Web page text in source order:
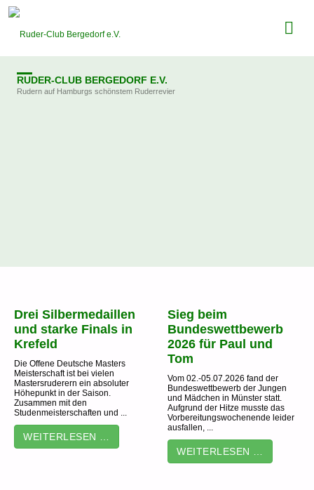
RUDER-CLUB BERGEDORF E.V.
Rudern auf Hamburgs schönstem Ruderrevier
Drei Silbermedaillen
und starke Finals in
Krefeld
Die Offene Deutsche Masters
Meisterschaft ist bei vielen
Mastersruderern ein absoluter
Höhepunkt in der Saison.
Zusammen mit den
Studenmeisterschaften und ...
WEITERLESEN …
Sieg beim
Bundeswettbewerb
2026 für Paul und
Tom
Vom 02.-05.07.2026 fand der
Bundeswettbewerb der Jungen
und Mädchen in Münster statt.
Aufgrund der Hitze musste das
Vorbereitungswochenende leider
ausfallen, ...
WEITERLESEN …